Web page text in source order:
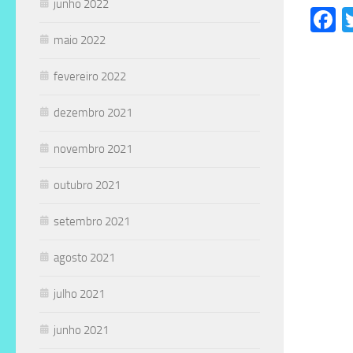
junho 2022
maio 2022
fevereiro 2022
dezembro 2021
novembro 2021
outubro 2021
setembro 2021
agosto 2021
julho 2021
junho 2021